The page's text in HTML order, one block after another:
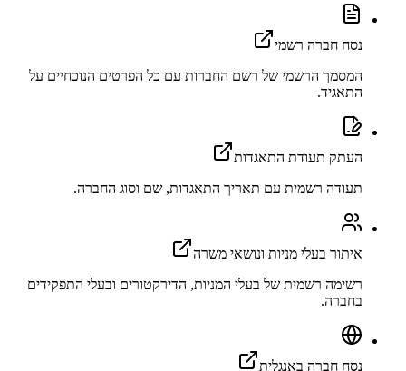
נסח חברה רשמי
המסמך הרשמי של רשם החברות עם כל הפרטים הנוכחיים על
התאגיד.
העתק תעודת התאגדות
תעודה רשמית עם תאריך התאגדות, שם וסוג החברה.
איתור בעלי מניות ונושאי משרה
רשימה רשמית של בעלי המניות, הדירקטורים ובעלי התפקידים
בחברה.
נסח חברה באנגלית